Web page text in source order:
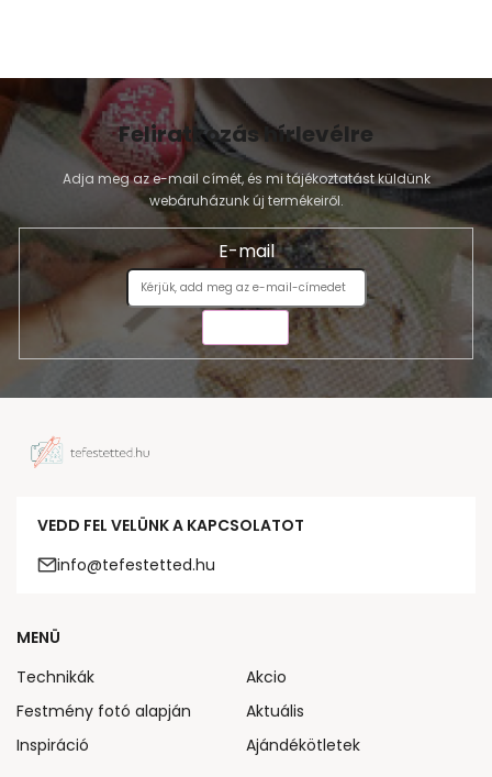
Feliratkozás hírlevélre
Adja meg az e-mail címét, és mi tájékoztatást küldünk
webáruházunk új termékeiről.
E-mail
VEDD FEL VELÜNK A KAPCSOLATOT
info@tefestetted.hu
MENÜ
Technikák
Festmény fotó alapján
Inspiráció
Akcio
Aktuális
Ajándékötletek